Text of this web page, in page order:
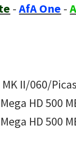
-AfA One -
II/060/
HD 500
HD 500